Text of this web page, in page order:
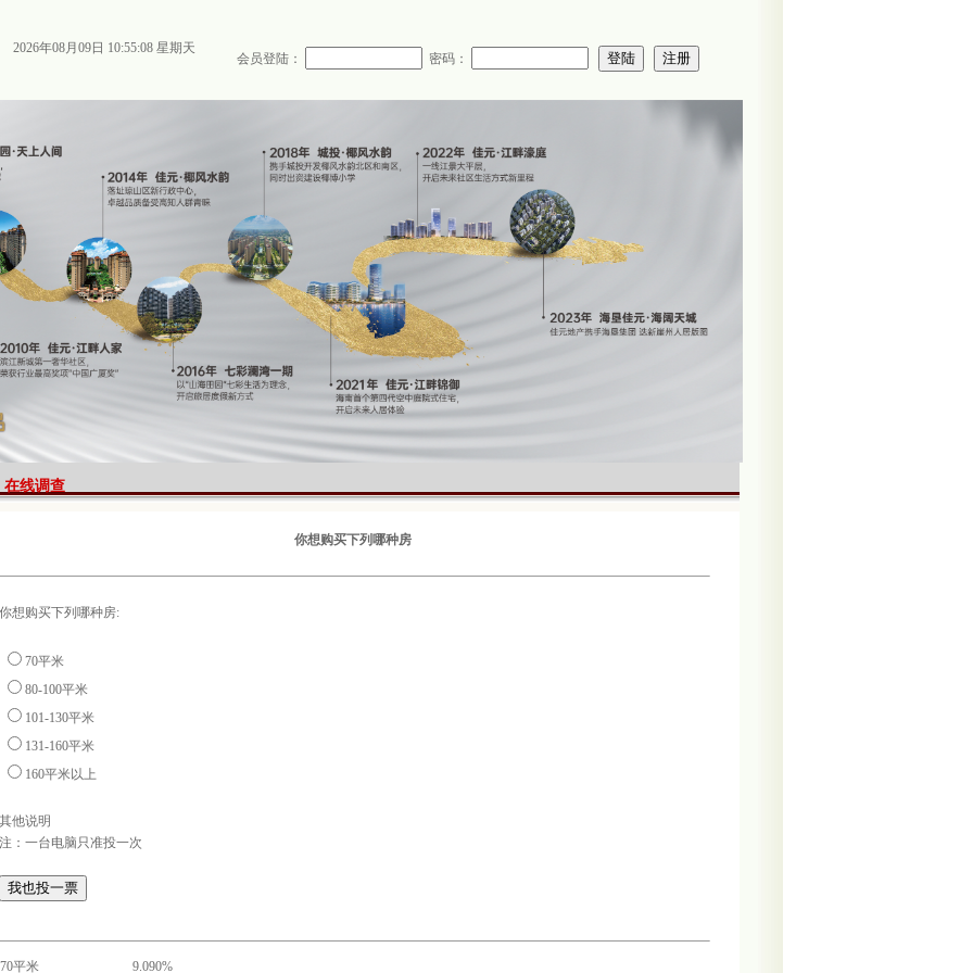
2026年08月09日 10:55:08 星期天
会员登陆： 密码：
在线调查
你想购买下列哪种房
你想购买下列哪种房:
70平米
80-100平米
101-130平米
131-160平米
160平米以上
其他说明
注：一台电脑只准投一次
70平米 9.090%